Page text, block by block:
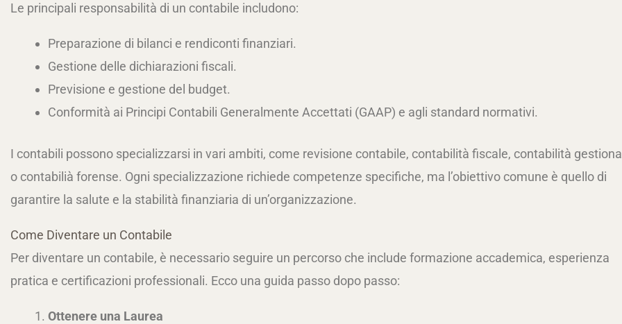
Le principali responsabilità di un contabile includono:
Preparazione di bilanci e rendiconti finanziari.
Gestione delle dichiarazioni fiscali.
Previsione e gestione del budget.
Conformità ai Principi Contabili Generalmente Accettati (GAAP) e agli standard normativi.
I contabili possono specializzarsi in vari ambiti, come revisione contabile, contabilità fiscale, contabilità
o contabilià forense. Ogni specializzazione richiede competenze specifiche, ma l’obiettivo comune è quello di
garantire la salute e la stabilità finanziaria di un’organizzazione.
Come Diventare un Contabile
Per diventare un contabile, è necessario seguire un percorso che include formazione accademica, esperienza
pratica e certificazioni professionali. Ecco una guida passo dopo passo:
Ottenere una Laurea